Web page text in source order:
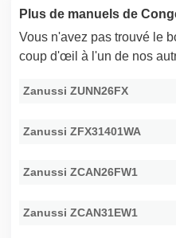
Plus de manuels de
Vous n'avez pas trouvé le
coup d'œil à l'un de nos
Zanussi ZUNN26FX
Zanussi ZFX31401WA
Zanussi ZCAN26FW1
Zanussi ZCAN31EW1